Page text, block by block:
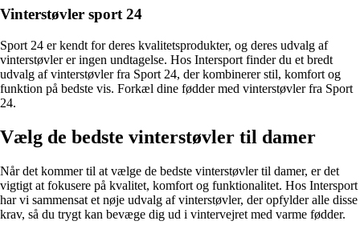
Vinterstøvler sport 24
Sport 24 er kendt for deres kvalitetsprodukter, og deres udvalg af
vinterstøvler er ingen undtagelse. Hos Intersport finder du et bredt
udvalg af vinterstøvler fra Sport 24, der kombinerer stil, komfort og
funktion på bedste vis. Forkæl dine fødder med vinterstøvler fra Sport
24.
Vælg de bedste vinterstøvler til damer
Når det kommer til at vælge de bedste vinterstøvler til damer, er det
vigtigt at fokusere på kvalitet, komfort og funktionalitet. Hos Intersport
har vi sammensat et nøje udvalg af vinterstøvler, der opfylder alle disse
krav, så du trygt kan bevæge dig ud i vintervejret med varme fødder.